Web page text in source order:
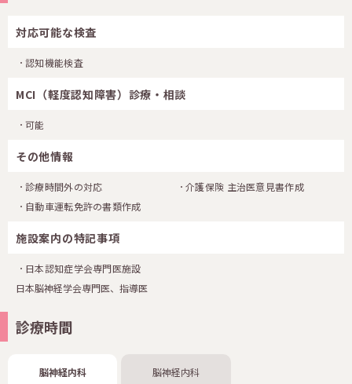
対応可能な検査
認知機能検査
MCI（軽度認知障害）診療・相談
可能
その他情報
診療時間外の対応
介護保険 主治医意見書作成
自動車運転免許の書類作成
施設案内の特記事項
日本認知症学会専門医施設
日本脳神経学会専門医、指導医
診療時間
脳神経内科 脳神経内科